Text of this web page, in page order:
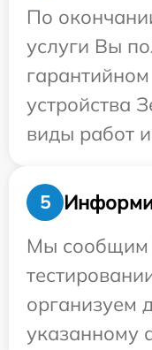
По
услуги Вы
устройства
виды работ
5
Мы сообщим
организуем
указанному